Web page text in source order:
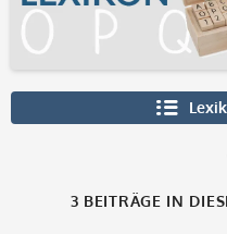
3 BEITRÄGE IN